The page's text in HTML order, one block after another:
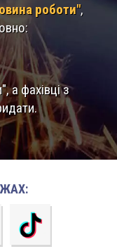
роботи",
а фахівці з